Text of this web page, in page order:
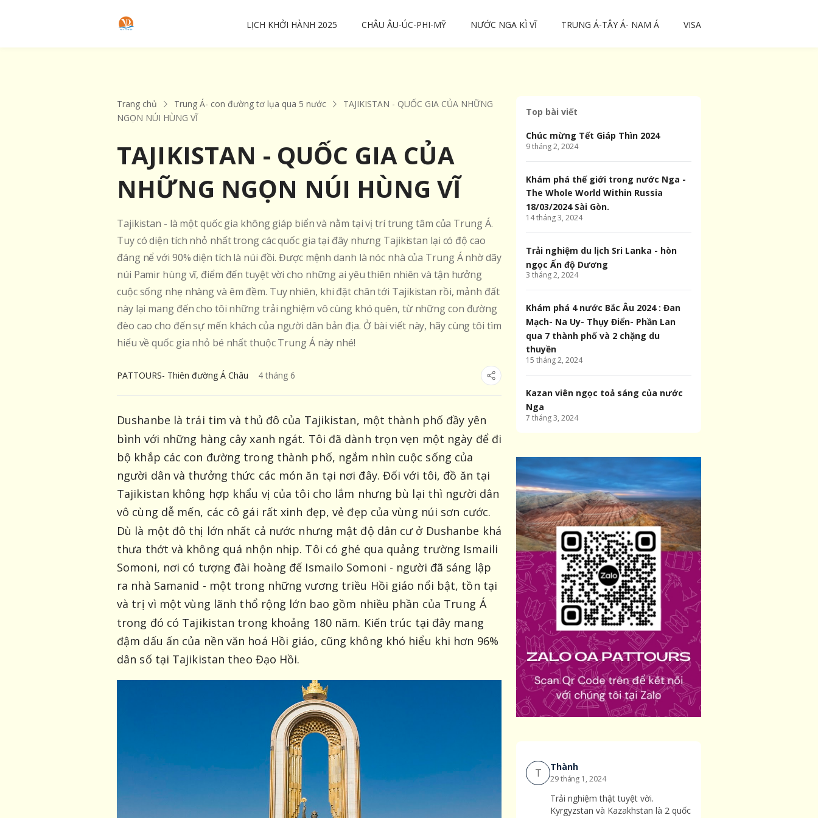
LỊCH KHỞI HÀNH 2025 CHÂU ÂU-ÚC-PHI-MỸ NƯỚC NGA KÌ VĨ TRUNG Á-TÂY Á- NAM Á VISA
Trang chủ Trung Á- con đường tơ lụa qua 5 nước
TAJIKISTAN - QUỐC GIA CỦA NHỮNG
NGỌN NÚI HÙNG VĨ
TAJIKISTAN - QUỐC GIA CỦA
NHỮNG NGỌN NÚI HÙNG VĨ
Tajikistan - là một quốc gia không giáp biển và nằm tại vị trí trung tâm của Trung Á.
Tuy có diện tích nhỏ nhất trong các quốc gia tại đây nhưng Tajikistan lại có độ cao
đáng nể với 90% diện tích là núi đồi. Được mệnh danh là nóc nhà của Trung Á nhờ dãy
núi Pamir hùng vĩ, điểm đến tuyệt vời cho những ai yêu thiên nhiên và tận hưởng
cuộc sống nhẹ nhàng và êm đềm. Tuy nhiên, khi đặt chân tới Tajikistan rồi, mảnh đất
này lại mang đến cho tôi những trải nghiệm vô cùng khó quên, từ những con đường
đèo cao cho đến sự mến khách của người dân bản địa. Ở bài viết này, hãy cùng tôi tìm
hiểu về quốc gia nhỏ bé nhất thuộc Trung Á này nhé!
PATTOURS- Thiên đường Á Châu 4 tháng 6
Dushanbe là trái tim và thủ đô của Tajikistan, một thành phố đầy yên
bình với những hàng cây xanh ngát. Tôi đã dành trọn vẹn một ngày để đi
bộ khắp các con đường trong thành phố, ngắm nhìn cuộc sống của
người dân và thưởng thức các món ăn tại nơi đây. Đối với tôi, đồ ăn tại
Tajikistan không hợp khẩu vị của tôi cho lắm nhưng bù lại thì người dân
vô cùng dễ mến, các cô gái rất xinh đẹp, vẻ đẹp của vùng núi sơn cước.
Dù là một đô thị lớn nhất cả nước nhưng mật độ dân cư ở Dushanbe khá
thưa thớt và không quá nhộn nhịp. Tôi có ghé qua quảng trường Ismaili
Somoni, nơi có tượng đài hoàng đế Ismailo Somoni - người đã sáng lập
ra nhà Samanid - một trong những vương triều Hồi giáo nổi bật, tồn tại
và trị vì một vùng lãnh thổ rộng lớn bao gồm nhiều phần của Trung Á
trong đó có Tajikistan trong khoảng 180 năm. Kiến trúc tại đây mang
đậm dấu ấn của nền văn hoá Hồi giáo, cũng không khó hiểu khi hơn 96%
dân số tại Tajikistan theo Đạo Hồi.
Top bài viết
Chúc mừng Tết Giáp Thìn 2024
9tháng2, 2024
Khám phá thế giới trong nước Nga -
The Whole World Within Russia
18/03/2024 Sài Gòn.
14tháng3, 2024
Trải nghiệm du lịch Sri Lanka - hòn
ngọc Ấn độ Dương
3 tháng2, 2024
Khám phá 4 nước Bắc Âu 2024 : Đan
Mạch- Na Uy- Thụy Điển- Phần Lan
qua 7 thành phố và 2 chặng du
thuyền
15 tháng2, 2024
Kazan viên ngọc toả sáng của nước
Nga
7 tháng3, 2024
T Thành
29tháng 1 , 2024
Trải nghiệm thật tuyệt vời.
Kyrgyzstan và Kazakhstan là 2 quốc